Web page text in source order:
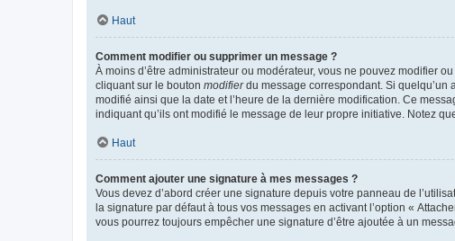
Haut
Comment modifier ou supprimer un message ?
À moins d’être administrateur ou modérateur, vous ne pouvez modifier
cliquant sur le bouton modifierdu message correspondant. Si quelqu’un
modifié ainsi que la date et l’heure de la dernière modification. Ce
indiquant qu’ils ont modifié le message de leur propre initiative. Notez
Haut
Comment ajouter une signature à mes messages ?
Vous devez d’abord créer une signature depuis votre panneau de
la signature par défaut à tous vos messages en activant l’option «
vous pourrez toujours empêcher une signature d’être ajoutée à un